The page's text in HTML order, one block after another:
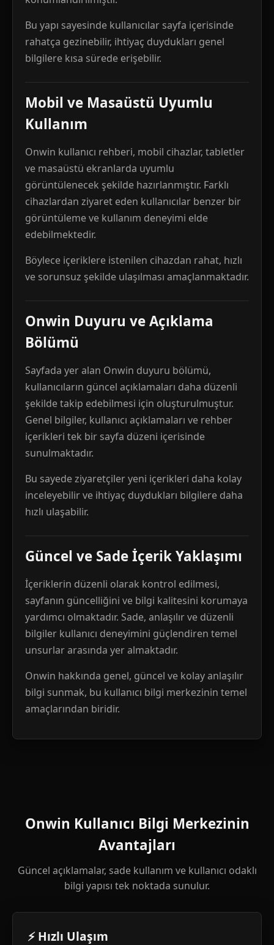
Bu yapı sayesinde kullanıcılar sayfa içerisinde
rahatça gezinebilir, ihtiyaç duydukları genel
bilgilere kısa sürede erişebilir.
Mobil ve Masaüstü Uyumlu
Kullanım
Onwin kullanıcı rehberi, mobil cihazlar, tabletler
ve masaüstü ekranlarda uyumlu
görüntülenecek şekilde hazırlanmıştır. Farklı
cihazlardan ziyaret eden kullanıcılar benzer bir
görüntüleme ve kullanım deneyimi elde
edebilmektedir.
Böylece içeriklere istenilen cihazdan rahat, hızlı
ve sorunsuz şekilde ulaşılması amaçlanmaktadır.
Onwin Duyuru ve Açıklama
Bölümü
Sayfada yer alan Onwin duyuru bölümü,
kullanıcıların güncel açıklamaları daha düzenli
şekilde takip edebilmesi için oluşturulmuştur.
Genel bilgiler, kullanıcı açıklamaları ve rehber
içerikleri tek bir sayfa düzeni içerisinde
sunulmaktadır.
Bu sayede ziyaretçiler yeni içerikleri daha kolay
inceleyebilir ve ihtiyaç duydukları bilgilere daha
hızlı ulaşabilir.
Güncel ve Sade İçerik Yaklaşımı
İçeriklerin düzenli olarak kontrol edilmesi,
sayfanın güncelliğini ve bilgi kalitesini korumaya
yardımcı olmaktadır. Sade, anlaşılır ve düzenli
bilgiler kullanıcı deneyimini güçlendiren temel
unsurlar arasında yer almaktadır.
Onwin hakkında genel, güncel ve kolay anlaşılır
bilgi sunmak, bu kullanıcı bilgi merkezinin temel
amaçlarından biridir.
Onwin Kullanıcı Bilgi Merkezinin
Avantajları
Güncel açıklamalar, sade kullanım ve kullanıcı odaklı
bilgi yapısı tek noktada sunulur.
⚡ Hızlı Ulaşım